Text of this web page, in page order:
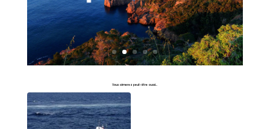
Vous aimerez peut-être aussi…